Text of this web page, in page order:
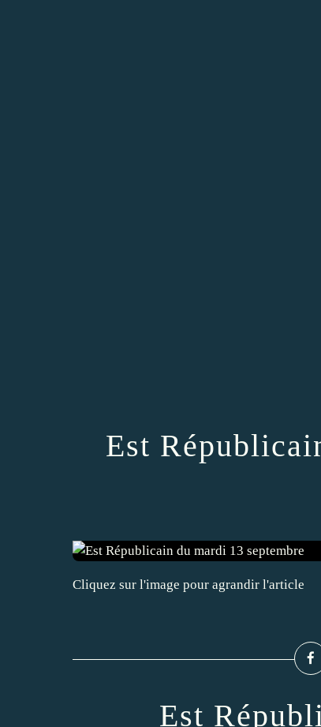
Est
Cliquez sur l'image pour agrandir l'article
Est